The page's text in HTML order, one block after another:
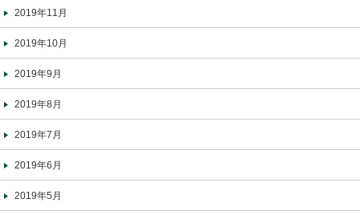
2019年11月
2019年10月
2019年9月
2019年8月
2019年7月
2019年6月
2019年5月